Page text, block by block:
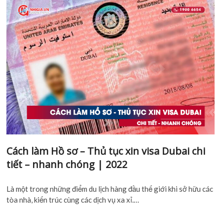
Cách làm Hồ sơ – Thủ tục xin visa Dubai chi
tiết – nhanh chóng | 2022
Là một trong những điểm du lịch hàng đầu thế giới khi sở hữu các
tòa nhà, kiến trúc cùng các dịch vụ xa xỉ.…